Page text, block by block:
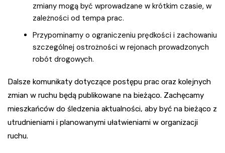
zmiany mogą być wprowadzane w krótkim czasie, w
zależności od tempa prac.
Przypominamy o ograniczeniu prędkości i zachowaniu
szczególnej ostrożności w rejonach prowadzonych
robót drogowych.
Dalsze komunikaty dotyczące postępu prac oraz kolejnych
zmian w ruchu będą publikowane na bieżąco. Zachęcamy
mieszkańców do śledzenia aktualności, aby być na bieżąco z
utrudnieniami i planowanymi ułatwieniami w organizacji
ruchu.